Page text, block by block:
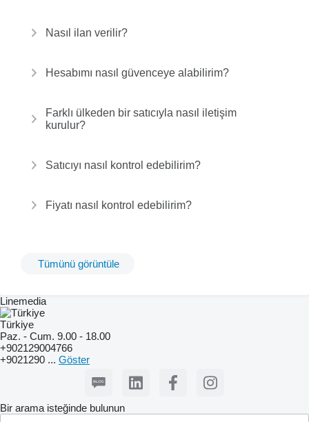
Nasıl ilan verilir?
Hesabımı nasıl güvenceye alabilirim?
Farklı ülkeden bir satıcıyla nasıl iletişim
kurulur?
Satıcıyı nasıl kontrol edebilirim?
Fiyatı nasıl kontrol edebilirim?
Tümünü görüntüle
Linemedia
Türkiye
Paz. - Cum. 9.00 - 18.00
+902129004766
+9021290 ... Göster
Bir arama isteğinde bulunun